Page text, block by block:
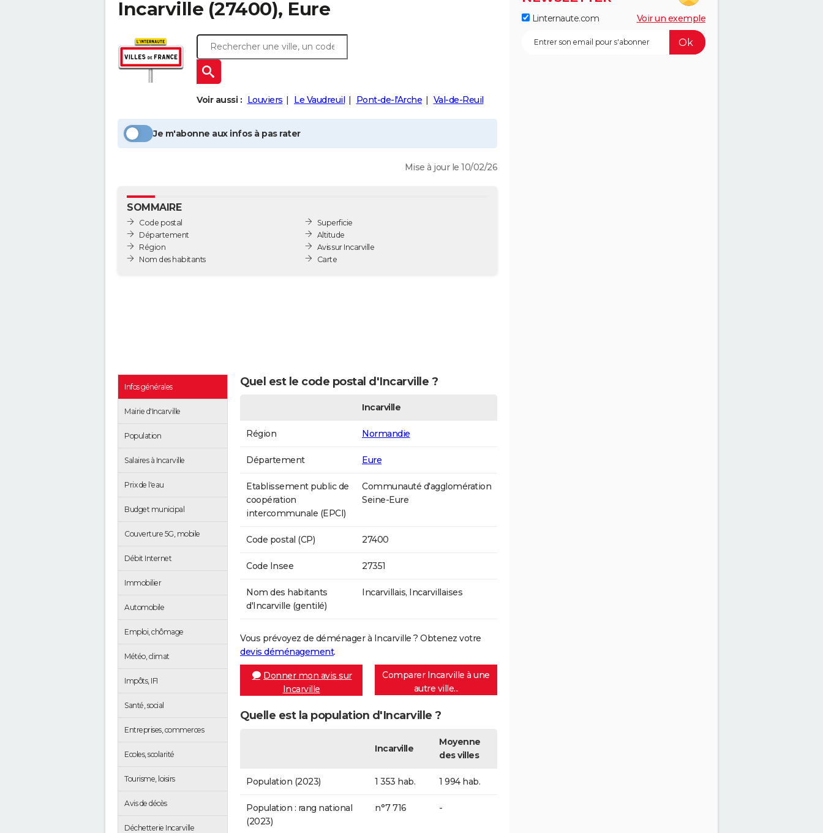
Incarville (27400), Eure
Voir aussi : Louviers Le Vaudreuil Pont-de-l'Arche Val-de-Reuil
Je m'abonne aux infos à pas rater
Mise à jour le 10/02/26
SOMMAIRE
Code postal
Département
Région
Nom des habitants
Superficie
Altitude
Avis sur Incarville
Carte
Infos générales
Mairie d'Incarville
Population
Salaires à Incarville
Prix de l'eau
Budget municipal
Couverture 5G, mobile
Débit Internet
Immobilier
Automobile
Emploi, chômage
Météo, climat
Impôts, IFI
Santé, social
Entreprises, commerces
Ecoles, scolarité
Tourisme, loisirs
Avis de décès
Déchetterie Incarville
Quel est le code postal d'Incarville ?
Incarville
Région Normandie
Département Eure
Etablissement public de
coopération
intercommunale (EPCI)
Communauté d'agglomération
Seine-Eure
Code postal (CP) 27400
Code Insee 27351
Nom des habitants
d'Incarville (gentilé)
Incarvillais, Incarvillaises
Vous prévoyez de déménager à Incarville ? Obtenez votre
devis déménagement.
Donner mon avis sur
Incarville
Comparer Incarville à une
autre ville...
Quelle est la population d'Incarville ?
Incarville
Moyenne
des villes
Population (2023) 1 353 hab. 1 994 hab.
Population : rang national
(2023)
n°7 716 -
Linternaute.com Voir un exemple